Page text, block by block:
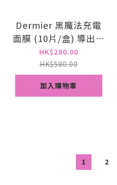
Dermier 黑魔法充電
面膜 (10片/盒) 導出污
垢｜減少黑頭 粉刺
HK$280.00
HK$580.00
加入購物車
1 2